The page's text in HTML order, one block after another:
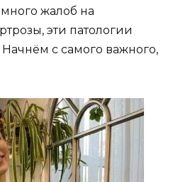
жалоб на
эти патологии
с самого важного,